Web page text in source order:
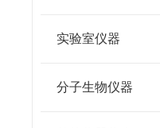
实验室仪器
分子生物仪器